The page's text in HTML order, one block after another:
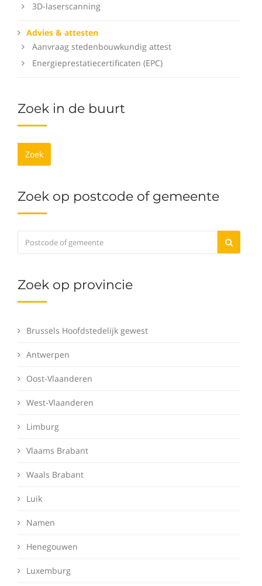
3D-laserscanning
Advies & attesten
Aanvraag stedenbouwkundig attest
Energieprestatiecertificaten (EPC)
Zoek in de buurt
Zoek
Zoek op postcode of gemeente
Zoek op provincie
Brussels Hoofdstedelijk gewest
Antwerpen
Oost-Vlaanderen
West-Vlaanderen
Limburg
Vlaams Brabant
Waals Brabant
Luik
Namen
Henegouwen
Luxemburg